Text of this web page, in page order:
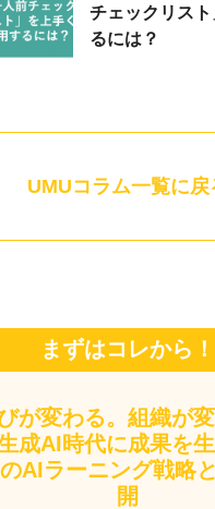
チェックリス
るには？
UMUコラム一覧に戻
まずはコレから！
が変わる。組織が変
成AI時代に成果を生
AIラーニング戦略
開